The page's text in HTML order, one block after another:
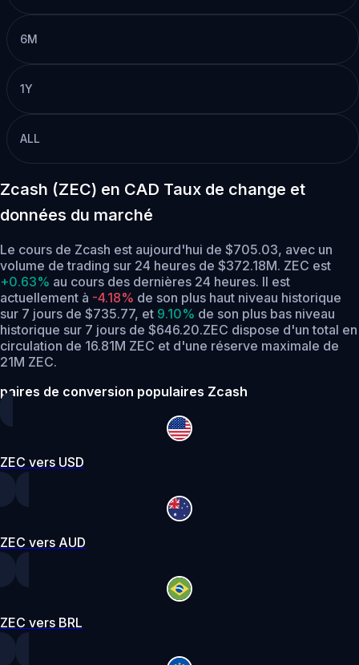
6M
1Y
ALL
Zcash (ZEC) en CAD Taux de change et
données du marché
Le cours de Zcash est aujourd'hui de $705.03, avec un
volume de trading sur 24 heures de $372.18M. ZEC est
+0.63% au cours des dernières 24 heures. Il est
actuellement à -4.18% de son plus haut niveau historique
sur 7 jours de $735.77, et 9.10% de son plus bas niveau
historique sur 7 jours de $646.20.ZEC dispose d'un total en
circulation de 16.81M ZEC et d'une réserve maximale de
21M ZEC.
paires de conversion populaires Zcash
ZEC vers USD
ZEC vers AUD
ZEC vers BRL